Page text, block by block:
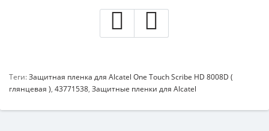
Теги:Защитная пленка для Alcatel One Touch Scribe HD 8008D (
глянцевая ), 43771538, Защитные пленки для Alcatel